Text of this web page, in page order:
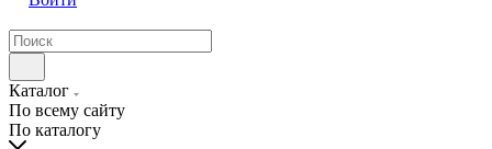
Каталог
По всему сайту
По каталогу